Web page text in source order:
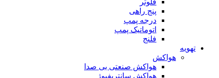
فلوتر
پنج راهی
درجه پمپ
اتوماتیک پمپ
فلنج
تهویه
هواکش
هواکش صنعتی بی صدا
هواکش سانتریفیوژ